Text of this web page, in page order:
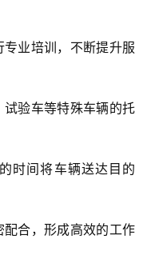
业培训，不断提升服
验车等特殊车辆的托
时间将车辆送达目的
合，形成高效的工作